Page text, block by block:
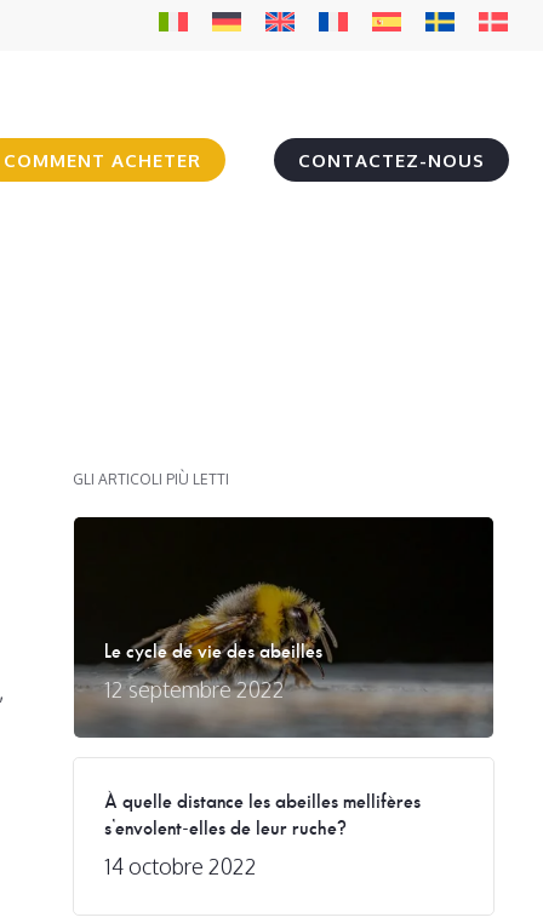
COMMENT ACHETER CONTACTEZ-NOUS
GLI ARTICOLI PIÙ LETTI
Le cycle de vie des abeilles
12 septembre 2022
À quelle distance les abeilles mellifères
s’envolent-elles de leur ruche?
14 octobre 2022